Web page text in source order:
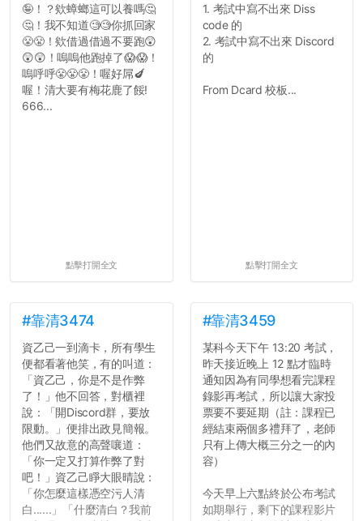
🤪！？欸蟑螂這可以養嗎🤔
🤔！我不知道🧐🧐你抓回家
😤😤！欸借過借過不要跑😲
😲😲！嗚嗚他跑掉了😱😱！
嗚呼呼😤😤😤！喔好屌🍆
喔！清大要有梅花鹿了餒!
666...
點擊打開全文
1. 考試中寫不出來 Diss
code 的
2. 考試中寫不出來 Discord
的
From Dcard 校板...
點擊打開全文
#靠清3474
資乙己一到滴卡，所有學生
便都看著他笑，有的叫道：
「資乙己，你是不是作弊
了！」他不回答，對櫃裡
說：「開Discord群，要放
限動。」便排出政見簡報。
他們又故意的高聲嚷道：
「你一定又打算作弊了對
吧！」資乙己睜大眼晴說：
「你怎麼這樣憑空污人清
白......」「什麼清白？我前
#靠清3459
某科今天下午 13:20 考試，
昨天接近晚上 12 點才臨時
通知因為有同學想看完課程
錄影再考試，所以讓大家投
票要不要延期（註：課程已
經結束兩個多禮拜了，老師
只有上傳大概三分之一的內
容）
今天早上六點終於公布考試
如期舉行，剩下的課程影片